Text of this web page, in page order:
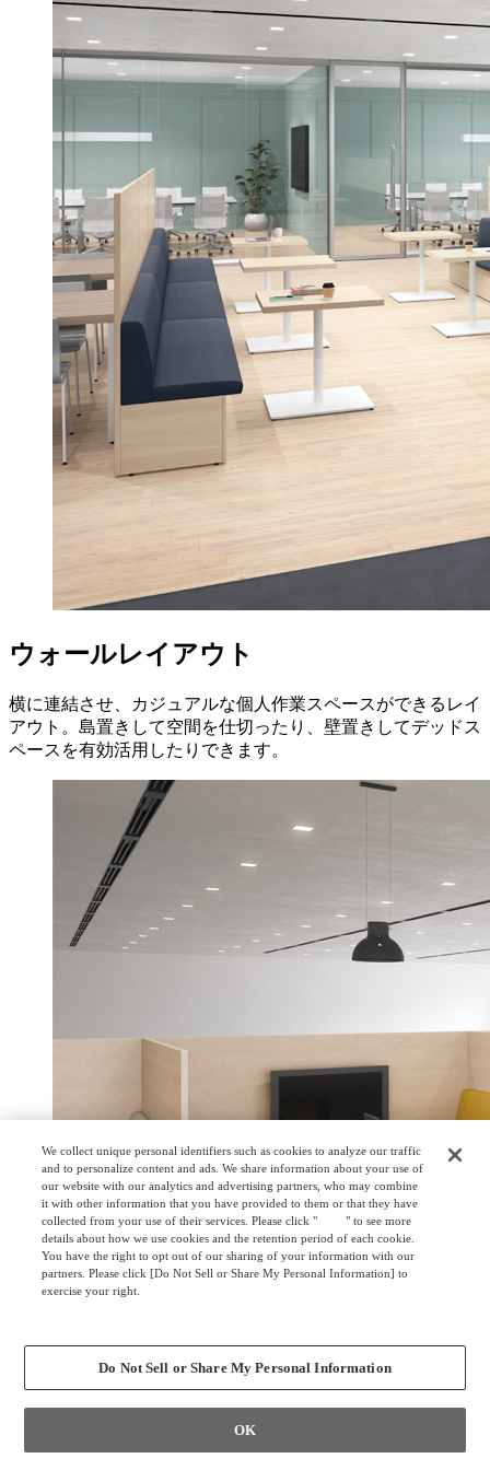
ウォールレイアウト
横に連結させ、カジュアルな個人作業スペースができるレイ
アウト。島置きして空間を仕切ったり、壁置きしてデッドス
ペースを有効活用したりできます。
We collect unique personal identifiers such as cookies to analyze our traffic
and to personalize content and ads. We share information about your use of
our website with our analytics and advertising partners, who may combine
it with other information that you have provided to them or that they have
collected from your use of their services. Please click "
here" to see more
details about how we use cookies and the retention period of each cookie.
You have the right to opt out of our sharing of your information with our
partners. Please click [Do Not Sell or Share My Personal Information] to
exercise your right.
Do Not Sell or Share My Personal Information
OK